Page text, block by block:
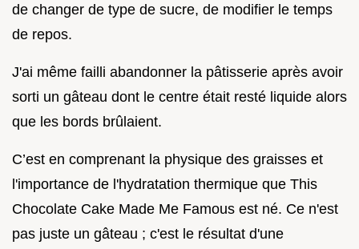
de changer de type de sucre, de modifier le temps
de repos.
J'ai même failli abandonner la pâtisserie après avoir
sorti un gâteau dont le centre était resté liquide alors
que les bords brûlaient.
C’est en comprenant la physique des graisses et
l'importance de l'hydratation thermique que This
Chocolate Cake Made Me Famous est né. Ce n'est
pas juste un gâteau ; c'est le résultat d'une